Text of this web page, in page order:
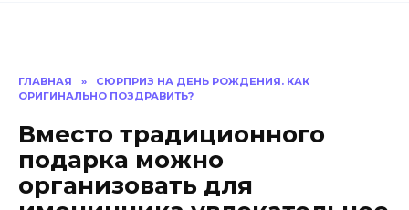
ГЛАВНАЯ »
СЮРПРИЗ НА ДЕНЬ РОЖДЕНИЯ. КАК
ОРИГИНАЛЬНО ПОЗДРАВИТЬ?
Вместо традиционного
подарка можно
организовать для